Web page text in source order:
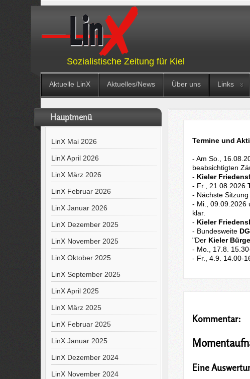
Sozialistische Zeitung für Kiel
Aktuelle LinX Aktuelles/News Über uns Links
Hauptmenü
LinX Mai 2026
LinX April 2026
LinX März 2026
LinX Februar 2026
LinX Januar 2026
LinX Dezember 2025
LinX November 2025
LinX Oktober 2025
LinX September 2025
LinX April 2025
LinX März 2025
LinX Februar 2025
LinX Januar 2025
LinX Dezember 2024
LinX November 2024
Termine und
- Am So.,
beabsichtigten
- Kieler
- Fr., 21.08.2026
- Nächste
- Mi., 09.09.2026
klar.
- Kieler
- Bundesweite
"DerKieler
- Mo., 17.8.
- Fr., 4.9. 14.00-
Kommentar:
Eine